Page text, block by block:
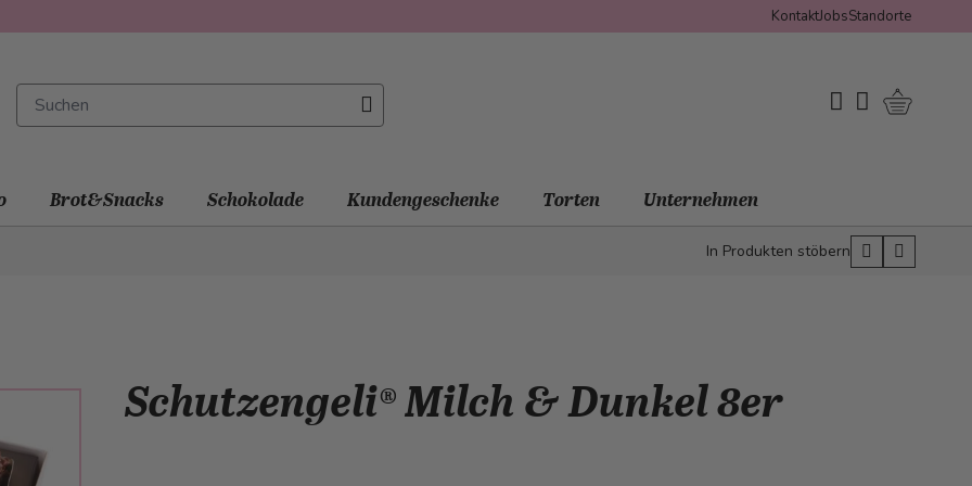
KontaktJobsStandorte
My Wishlist
Mein Konto
Brot&Snacks Schokolade Kundengeschenke Torten Unternehmen
In Produkten stöbern
Schutzengeli® Milch & Dunkel 8er